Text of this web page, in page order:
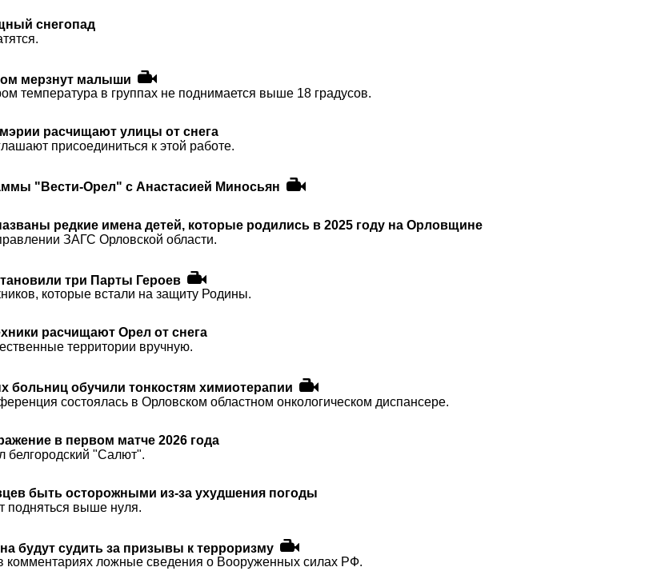
снегопад
мерзнут малыши
температура в группах не поднимается выше 18 градусов.
расчищают улицы от снега
присоединиться к этой работе.
"Вести-Орел" с Анастасией Миносьян
редкие имена детей, которые родились в 2025 году на Орловщине
ЗАГС Орловской области.
три Парты Героев
которые встали на защиту Родины.
расчищают Орел от снега
территории вручную.
больниц обучили тонкостям химиотерапии
состоялась в Орловском областном онкологическом диспансере.
в первом матче 2026 года
белгородский "Салют".
быть осторожными из-за ухудшения погоды
подняться выше нуля.
будут судить за призывы к терроризму
комментариях ложные сведения о Вооруженных силах РФ.